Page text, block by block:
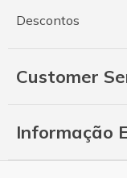
Descontos
Customer
Informação